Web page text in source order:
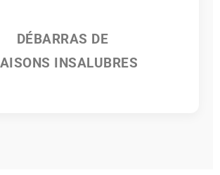
DÉBARRAS DE
INSALUBRES